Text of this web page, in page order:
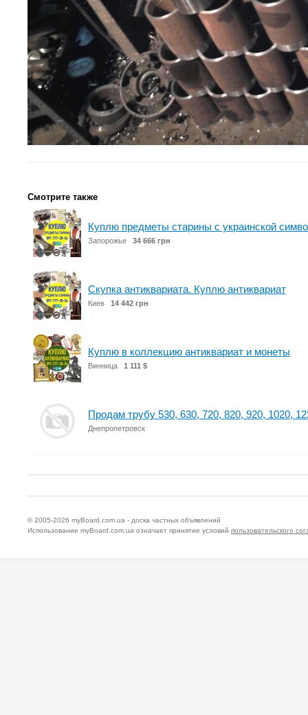
Смотрите также
Куплю предметы старины с украинской
Запорожье 34 666 грн
Скупка антиквариата. Куплю антиквариат
Киев 14 442 грн
Куплю в коллекцию антиквариат и монеты
Винница 1 111 $
Продам трубу 530, 630, 720, 820, 920, 1020,
Днепропетровск
© 2005-2026 myBoard.com.ua - доска частных объявлений
Использование myBoard.com.ua означает принятие условий пользовательского